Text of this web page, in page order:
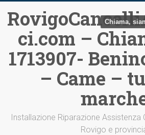
contenutoci.com –
1713907-
– Came –
Installazione Riparazione Assistenza
Rovigo e
Chiama,